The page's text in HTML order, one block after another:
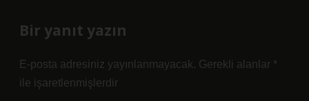
Bir yanıt yazın
E-posta adresiniz yayınlanmayacak. Gerekli alanlar *
ile işaretlenmişlerdir